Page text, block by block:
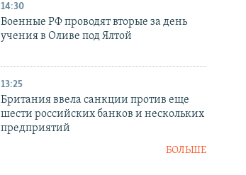
14:30
Военные РФ проводят вторые за день
учения в Оливе под Ялтой
13:25
Британия ввела санкции против еще
шести российских банков и нескольких
предприятий
БОЛЬШЕ